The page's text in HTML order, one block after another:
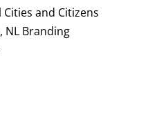
and Citizens
NL Branding